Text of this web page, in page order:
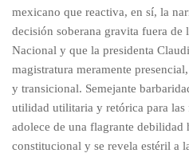
mexicano que reactiva, en sí, la
decisión soberana gravita fuera de
Nacional y que la presidenta
magistratura meramente
y transicional. Semejante
utilidad utilitaria y retórica para las
adolece de una flagrante debilidad
constitucional y se revela estéril a